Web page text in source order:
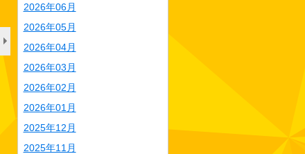
2026年06月
2026年05月
2026年04月
2026年03月
2026年02月
2026年01月
2025年12月
2025年11月